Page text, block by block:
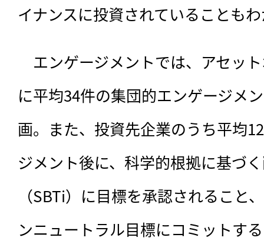
イナンスに投資されていることも
エンゲージメントでは、アセッ
に平均34件の集団的エンゲージメ
画。また、投資先企業のうち平均
ジメント後に、科学的根拠に基づ
（SBTi）に目標を承認されること
ンニュートラル目標にコミットす